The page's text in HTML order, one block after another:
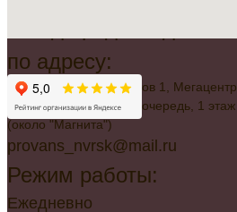
по адресу:
г. Новороссийск, Советов 1, Мегацентр
"Красная Площадь", 2 очередь, 1 этаж
(около "Магнита")
provans_nvrsk@mail.ru
Режим работы:
Ежедневно